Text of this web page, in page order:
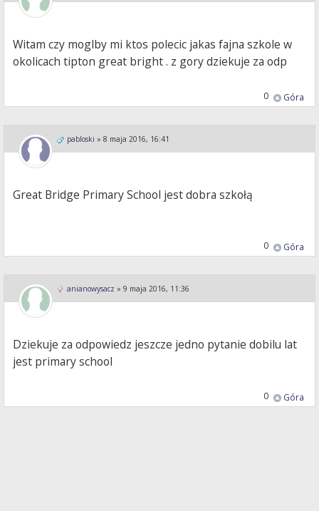
Witam czy moglby mi ktos polecic jakas fajna szkole w
okolicach tipton great bright . z gory dziekuje za odp
Góra
0
pabloski » 8 maja 2016, 16:41
Great Bridge Primary School jest dobra szkołą
Góra
0
anianowysacz » 9 maja 2016, 11:36
Dziekuje za odpowiedz jeszcze jedno pytanie dobilu lat
jest primary school
Góra
0